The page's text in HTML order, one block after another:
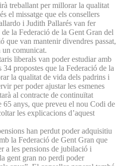
treballant per millorar la qualitat
el missatge que els consellers
i Judith Pallarés van fer
la Federació de la Gent Gran del
que van mantenir divendres passat,
comunicat.
liberals van poder estudiar amb
propostes que la Federació de la
la qualitat de vida dels padrins i
per poder ajustar les esmenes
al contracte de continuïtat
65 anys, que preveu el nou Codi de
les explicacions d’aquest
han perdut poder adquisitiu
la Federació de Gent Gran que
a les pensions de jubilació i
gent gran no perdi poder